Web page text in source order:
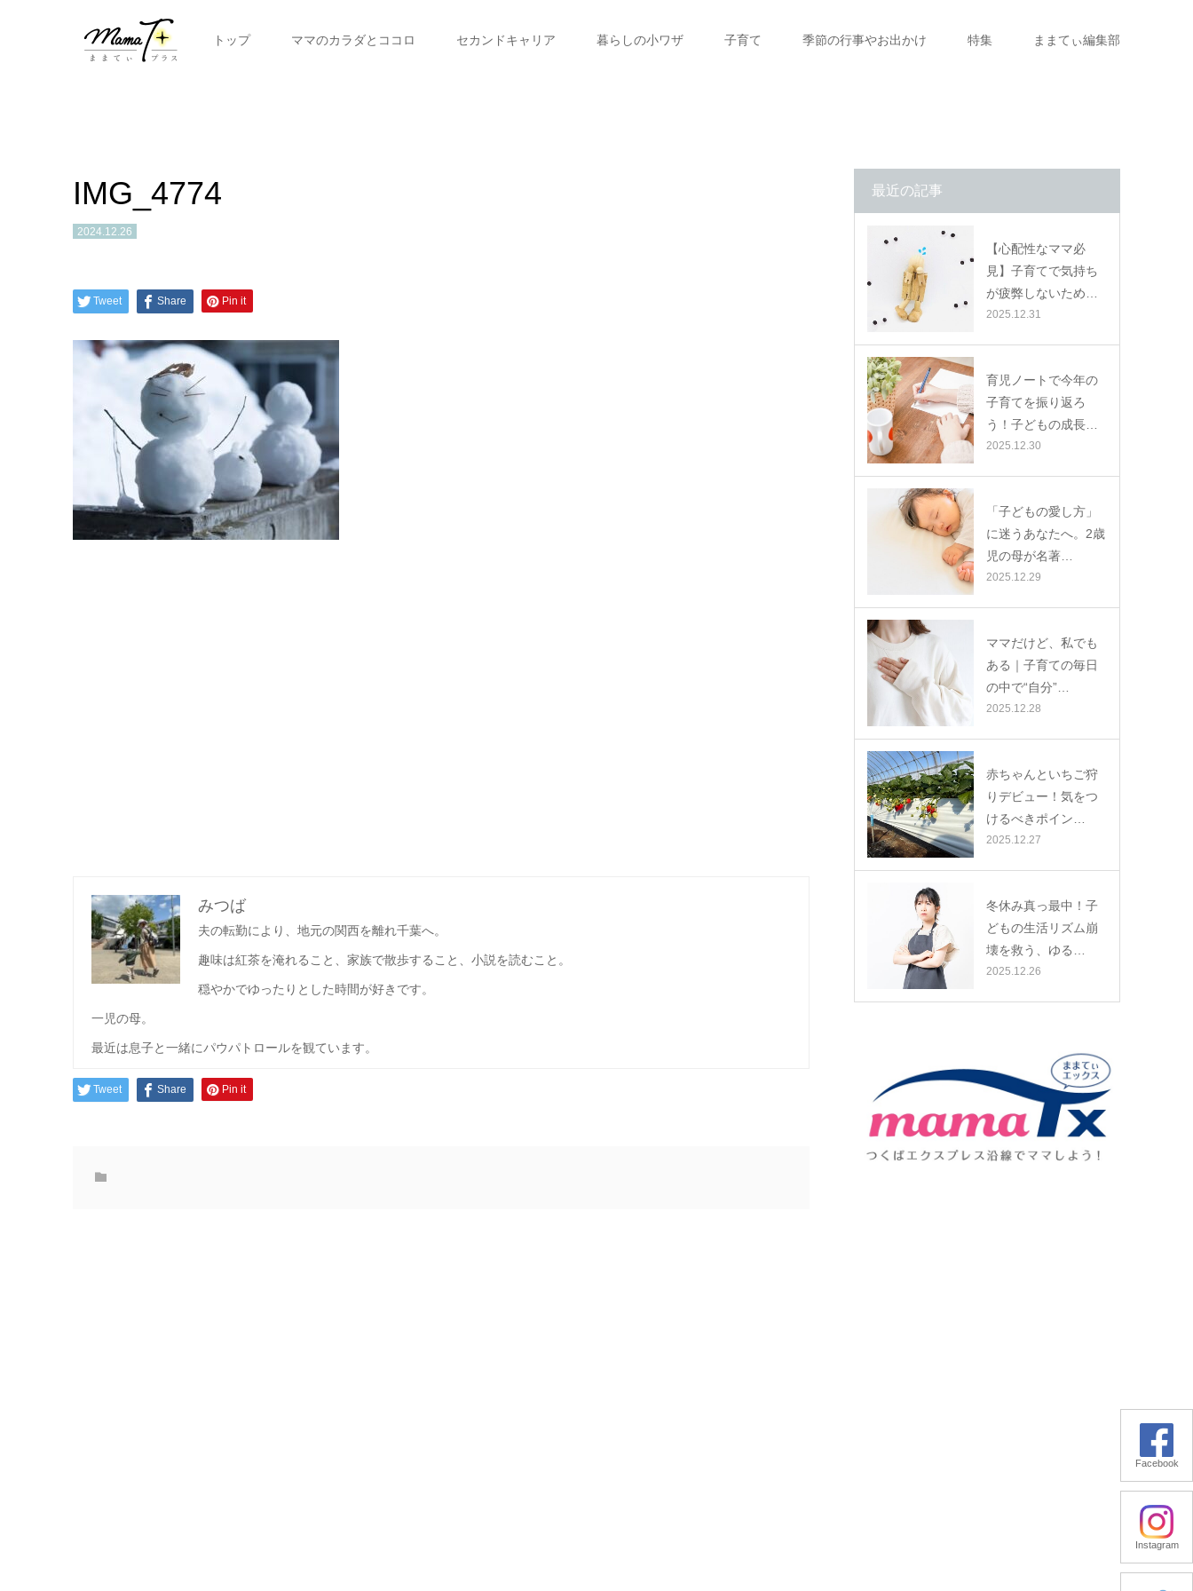
トップ ママのカラダとココロ セカンドキャリア 暮らしの小ワザ 子育て 季節の行事やお出かけ 特集 ままてぃ編集部
IMG_4774
2024.12.26
Tweet Share Pin it
みつば
夫の転勤により、地元の関西を離れ千葉へ。
趣味は紅茶を淹れること、家族で散歩すること、小説を読むこと。
穏やかでゆったりとした時間が好きです。
一児の母。
最近は息子と一緒にパウパトロールを観ています。
Tweet Share Pin it
最近の記事
【心配性なママ必
見】子育てで気持ち
が疲弊しないため…
2025.12.31
育児ノートで今年の
子育てを振り返ろ
う！子どもの成長…
2025.12.30
「子どもの愛し方」
に迷うあなたへ。2歳
児の母が名著…
2025.12.29
ママだけど、私でも
ある｜子育ての毎日
の中で“自分”…
2025.12.28
赤ちゃんといちご狩
りデビュー！気をつ
けるべきポイン…
2025.12.27
冬休み真っ最中！子
どもの生活リズム崩
壊を救う、ゆる…
2025.12.26
Facebook
Instagram